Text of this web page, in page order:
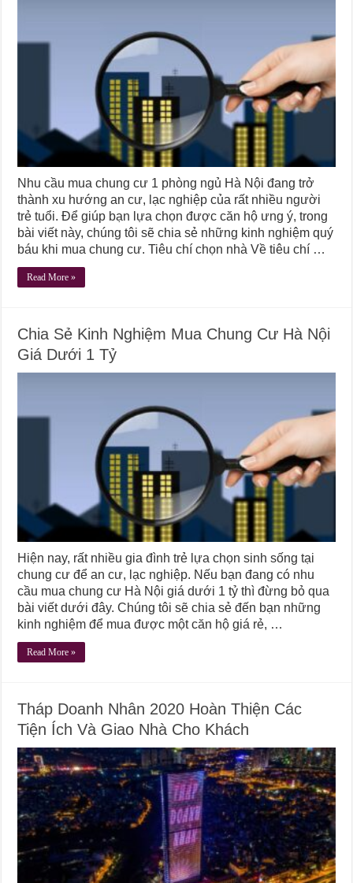
Nhu cầu mua chung cư 1 phòng ngủ Hà Nội đang trở
thành xu hướng an cư, lạc nghiệp của rất nhiều người
trẻ tuổi. Để giúp bạn lựa chọn được căn hộ ưng ý, trong
bài viết này, chúng tôi sẽ chia sẻ những kinh nghiệm quý
báu khi mua chung cư. Tiêu chí chọn nhà Về tiêu chí …
Read More »
Chia Sẻ Kinh Nghiệm Mua Chung Cư Hà Nội
Giá Dưới 1 Tỷ
Hiện nay, rất nhiều gia đình trẻ lựa chọn sinh sống tại
chung cư để an cư, lạc nghiệp. Nếu bạn đang có nhu
cầu mua chung cư Hà Nội giá dưới 1 tỷ thì đừng bỏ qua
bài viết dưới đây. Chúng tôi sẽ chia sẻ đến bạn những
kinh nghiệm để mua được một căn hộ giá rẻ, …
Read More »
Tháp Doanh Nhân 2020 Hoàn Thiện Các
Tiện Ích Và Giao Nhà Cho Khách